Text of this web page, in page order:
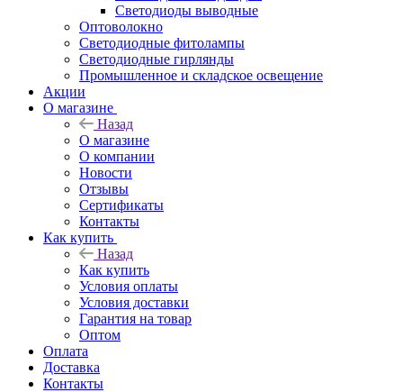
Светодиоды выводные
Оптоволокно
Светодиодные фитолампы
Светодиодные гирлянды
Промышленное и складское освещение
Акции
О магазине
Назад
О магазине
О компании
Новости
Отзывы
Сертификаты
Контакты
Как купить
Назад
Как купить
Условия оплаты
Условия доставки
Гарантия на товар
Оптом
Оплата
Доставка
Контакты